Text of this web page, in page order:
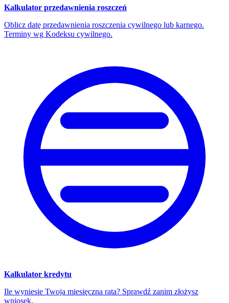
Kalkulator przedawnienia roszczeń
Oblicz datę przedawnienia roszczenia cywilnego lub karnego.
Terminy wg Kodeksu cywilnego.
Kalkulator kredytu
Ile wyniesie Twoja miesięczna rata? Sprawdź zanim złożysz
wniosek.